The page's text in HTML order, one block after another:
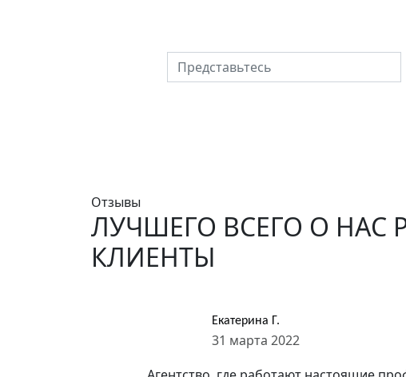
Представьтесь
Отзывы
ЛУЧШЕГО ВСЕГО О НАС
КЛИЕНТЫ
Екатерина Г.
31 марта 2022